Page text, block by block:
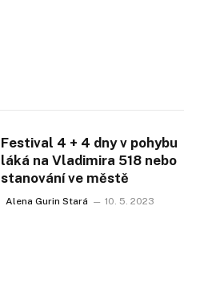
Festival 4 + 4 dny v pohybu
láká na Vladimira 518 nebo
stanování ve městě
Alena Gurin Stará 10. 5. 2023